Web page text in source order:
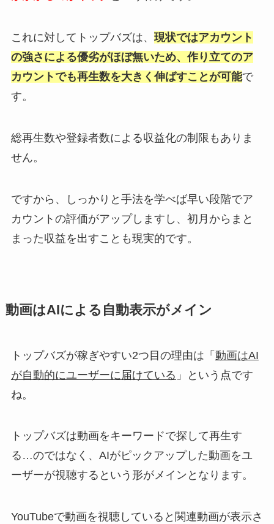
これに対してトップバズは、 現状ではアカウント
の強さによる優劣がほぼ無いため、作り立てのア
カウントでも再生数を大きく伸ばすことが可能で
す。
総再生数や登録者数による収益化の制限もありま
せん。
ですから、しっかりと手法を学べば早い段階でア
カウントの評価がアップしますし、初月からまと
まった収益を出すことも現実的です。
動画はAIによる自動表示がメイン
トップバズが稼ぎやすい2つ目の理由は「 動画はAI
が自動的にユーザーに届けている 」という点です
ね。
トップバズは動画をキーワードで探して再生す
る…のではなく、AIがピックアップした動画をユ
ーザーが視聴するという形がメインとなります。
YouTubeで動画を視聴していると関連動画が表示さ